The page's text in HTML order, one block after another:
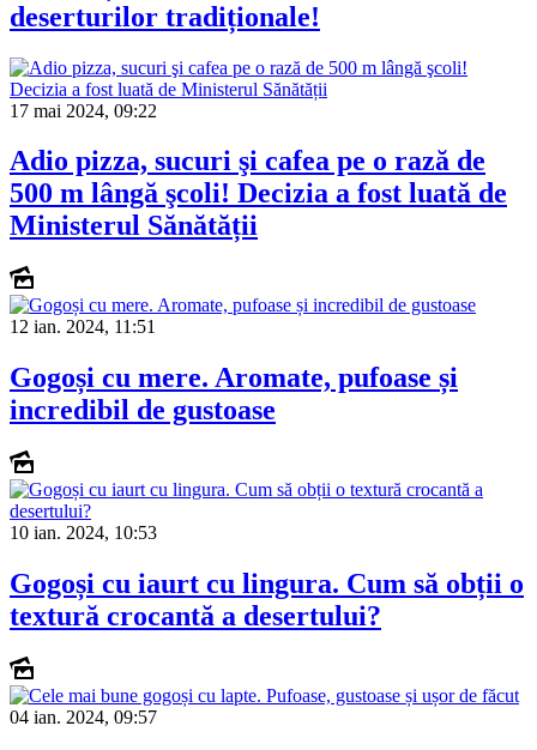
deserturilor tradiționale!
17 mai 2024, 09:22
Adio pizza, sucuri şi cafea pe o rază de
500 m lângă şcoli! Decizia a fost luată de
Ministerul Sănătății
12 ian. 2024, 11:51
Gogoși cu mere. Aromate, pufoase și
incredibil de gustoase
10 ian. 2024, 10:53
Gogoși cu iaurt cu lingura. Cum să obții o
textură crocantă a desertului?
04 ian. 2024, 09:57